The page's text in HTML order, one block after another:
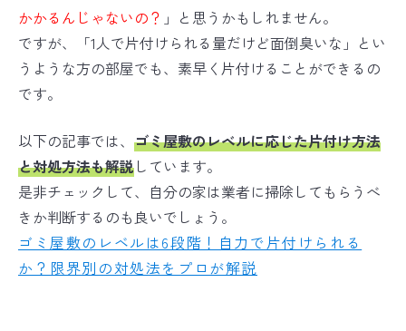
かかるんじゃないの？ 」と思うかもしれません。
ですが、「1人で片付けられる量だけど面倒臭いな」とい
うような方の部屋でも、素早く片付けることができるの
です。
以下の記事では、 ゴミ屋敷のレベルに応じた片付け方法
と対処方法も解説しています。
是非チェックして、自分の家は業者に掃除してもらうべ
きか判断するのも良いでしょう。
ゴミ屋敷のレベルは6段階！自力で片付けられる
か？限界別の対処法をプロが解説